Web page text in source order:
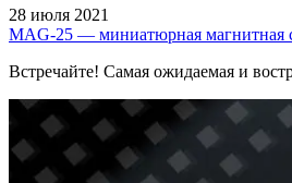
28 июля 2021
MAG-25 — миниатюрная магнитная
Встречайте! Самая ожидаемая и